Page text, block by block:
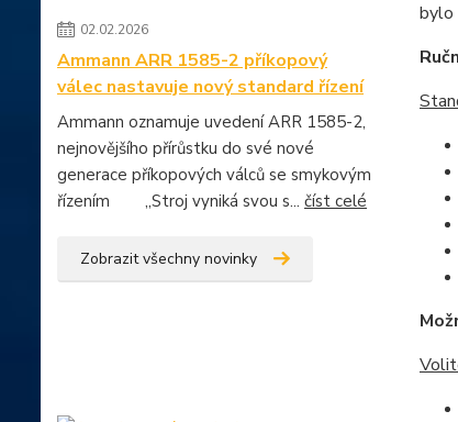
02.02.2026
Ammann ARR 1585-2 příkopový
válec nastavuje nový standard řízení
Ammann oznamuje uvedení ARR 1585-2,
nejnovějšího přírůstku do své nové
generace příkopových válců se smykovým
řízením „Stroj vyniká svou s... číst celé
Zobrazit všechny novinky
bylo